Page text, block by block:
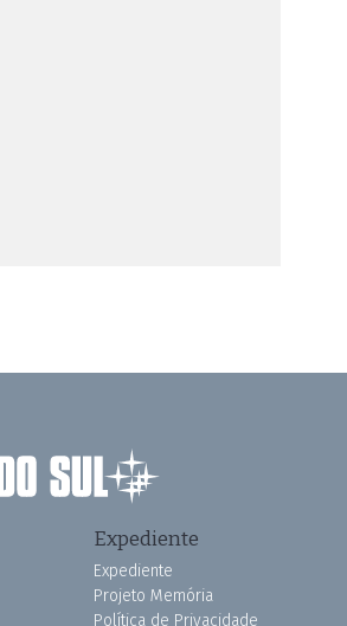
Expediente
Expediente
Projeto Memória
Política de Privacidade